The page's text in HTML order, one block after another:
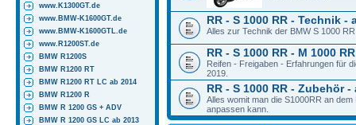
www.K1300GT.de
www.BMW-K1600GT.de
www.BMW-K1600GTL.de
www.R1200ST.de
BMW R1200S
BMW R1200 RT
BMW R1200 RT LC ab 2014
BMW R1200 R
BMW R 1200 GS + ADV
BMW R 1200 GS LC ab 2013
RR - S 1000 RR - Technik -
Alles zur Technik der BMW S 1000
RR - S 1000 RR - M 1000
Reifen - Freigaben - Erfahrungen für
2019.
RR - S 1000 RR - Zubehör -
Alles womit man die S1000RR an
anpassen kann.